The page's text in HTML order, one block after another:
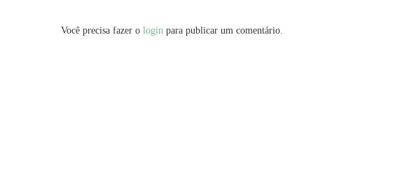
Você precisa fazer o login para publicar um comentário.